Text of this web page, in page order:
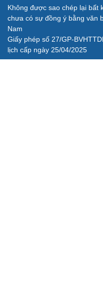
Không được sao chép lại bất
chưa có sự đồng ý bằng văn
Nam
Giấy phép số 27/GP-
lịch cấp ngày 25/04/2025